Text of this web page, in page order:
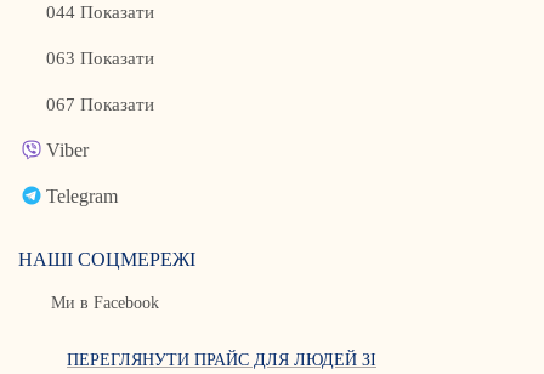
044 Показати
063 Показати
067 Показати
Viber
Telegram
НАШІ СОЦМЕРЕЖІ
Ми в Facebook
ПЕРЕГЛЯНУТИ ПРАЙС ДЛЯ ЛЮДЕЙ ЗІ